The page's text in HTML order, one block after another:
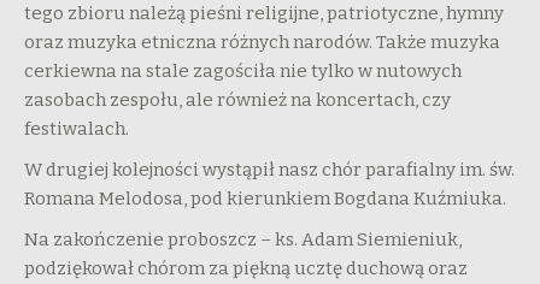
tego zbioru należą pieśni religijne, patriotyczne, hymny
oraz muzyka etniczna różnych narodów. Także muzyka
cerkiewna na stale zagościła nie tylko w nutowych
zasobach zespołu, ale również na koncertach, czy
festiwalach.
W drugiej kolejności wystąpił nasz chór parafialny im. św.
Romana Melodosa, pod kierunkiem Bogdana Kuźmiuka.
Na zakończenie proboszcz – ks. Adam Siemieniuk,
podziękował chórom za piękną ucztę duchową oraz